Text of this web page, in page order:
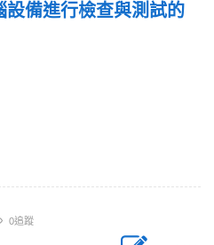
備進行檢查與測試的
0追蹤